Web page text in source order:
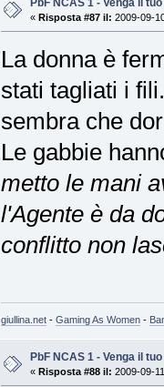
« Risposta #87 il: 2009-09-
La donna è
stati tagliati i
sembra che
Le gabbie
metto le mani
l'Agente è da
conflitto non
giullina.net- Gaming As Women-
PbF NCAS 1 - Venga il
« Risposta #88 il: 2009-09-